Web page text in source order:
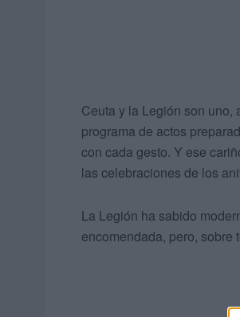
Ceuta y la Legión son uno,
programa de actos
con cada gesto. Y ese
las celebraciones de los
La Legión ha sabido
encomendada, pero, sobre